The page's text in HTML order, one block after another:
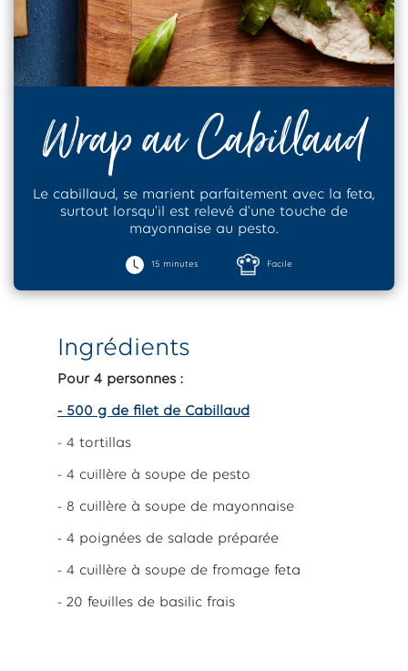
Wrap au Cabillaud
Le cabillaud, se marient parfaitement avec la feta,
surtout lorsqu'il est relevé d'une touche de
mayonnaise au pesto.
15 minutes Facile
Ingrédients
Pour 4 personnes :
- 500 g de filet de Cabillaud
- 4 tortillas
- 4 cuillère à soupe de pesto
- 8 cuillère à soupe de mayonnaise
- 4 poignées de salade préparée
- 4 cuillère à soupe de fromage feta
- 20 feuilles de basilic frais